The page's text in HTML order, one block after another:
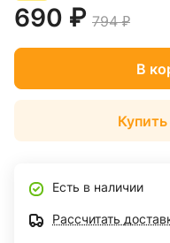
690 ₽ 794 ₽
В
Есть в наличии
Рассчитать